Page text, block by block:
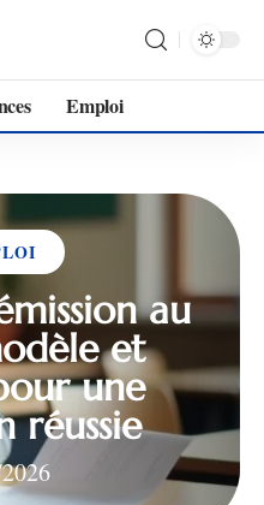
Emploi
au
et
une
réussie